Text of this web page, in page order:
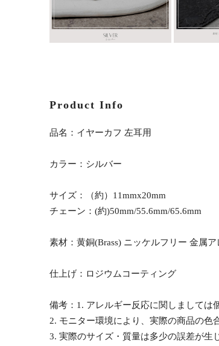
Product Info
品名：イヤーカフ 左耳用
カラー：シルバー
サイズ：（約）11mmx20mm
チェーン：(約)50mm/55.6mm/65.6mm
素材：黄銅(Brass) ニッケルフリー 金属
仕上げ：ロジウムコーティング
備考：1. アレルギー反応に関しましては
2. モニター環境により、実際の商品の色
3. 実際のサイズ・質量は多少の誤差が生